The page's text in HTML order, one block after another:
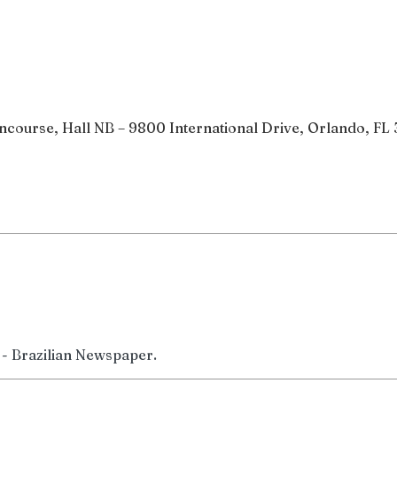
Hall NB – 9800 International Drive, Orlando, FL
Brazilian Newspaper.